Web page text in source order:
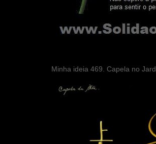
Minha ideia 469. Capela no